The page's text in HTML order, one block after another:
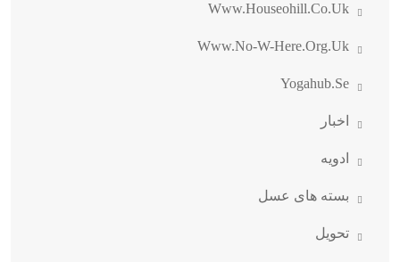
Www.houseohill.co.uk
Www.no-W-Here.org.uk
Yogahub.se
اخبار
ادویه
بسته های عسل
تحویل